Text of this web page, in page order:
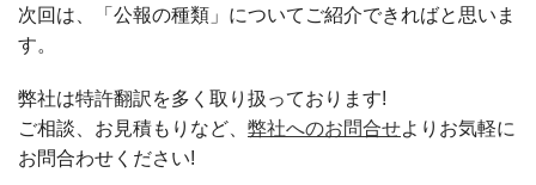
次回は、「公報の種類」についてご紹介できればと思いま
す。
弊社は特許翻訳を多く取り扱っております!
ご相談、お見積もりなど、 弊社へのお問合せよりお気軽に
お問合わせください!